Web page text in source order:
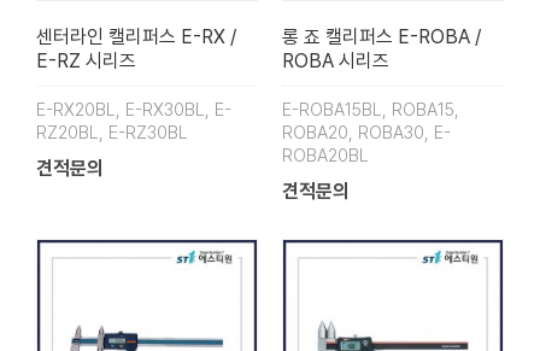
센터라인 캘리퍼스 E-RX /
E-RZ 시리즈
E-RX20BL, E-RX30BL, E-
RZ20BL, E-RZ30BL
견적문의
롱 죠 캘리퍼스 E-ROBA /
ROBA 시리즈
E-ROBA15BL, ROBA15,
ROBA20, ROBA30, E-
ROBA20BL
견적문의